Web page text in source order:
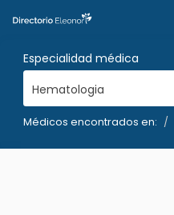
Especialidad médica
Hematologia
Médicos encontrados en: